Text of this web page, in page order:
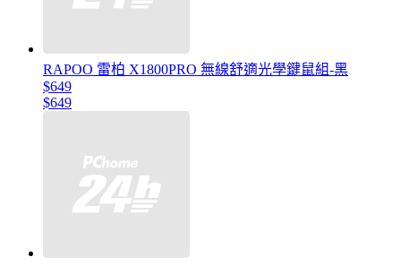
RAPOO 雷柏 X1800PRO 無線舒適光學鍵鼠組-黑
$649
$649